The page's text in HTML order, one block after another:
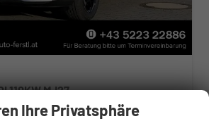
110KW MJ27
4 Monate Neuwagen
Ihre Privatsphäre